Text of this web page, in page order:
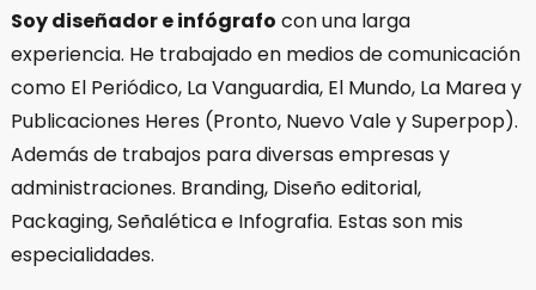
Soy diseñador e infógrafo con una larga
experiencia. He trabajado en medios de comunicación
como El Periódico, La Vanguardia, El Mundo, La Marea y
Publicaciones Heres (Pronto, Nuevo Vale y Superpop).
Además de trabajos para diversas empresas y
administraciones. Branding, Diseño editorial,
Packaging, Señalética e Infografia. Estas son mis
especialidades.